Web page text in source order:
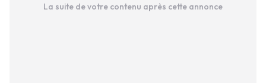
La suite de votre contenu après cette annonce